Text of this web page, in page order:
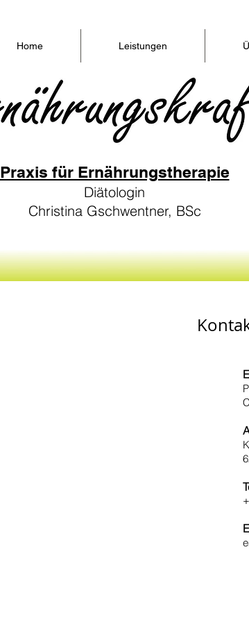
Home Leistungen
Praxis für Ernährungstherapie
Diätologin
Christina Gschwentner, BSc